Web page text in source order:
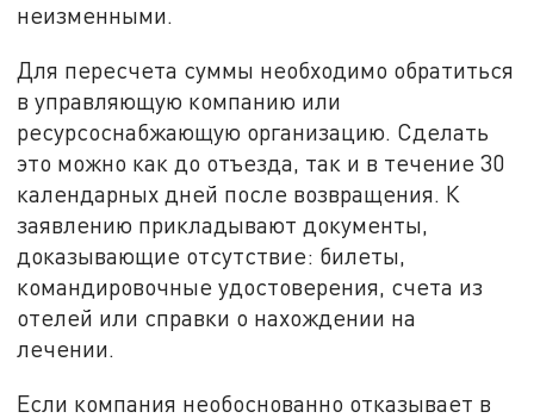
неизменными.
Для пересчета суммы необходимо обратиться
в управляющую компанию или
ресурсоснабжающую организацию. Сделать
это можно как до отъезда, так и в течение 30
календарных дней после возвращения. К
заявлению прикладывают документы,
доказывающие отсутствие: билеты,
командировочные удостоверения, счета из
отелей или справки о нахождении на
лечении.
Если компания необоснованно отказывает в